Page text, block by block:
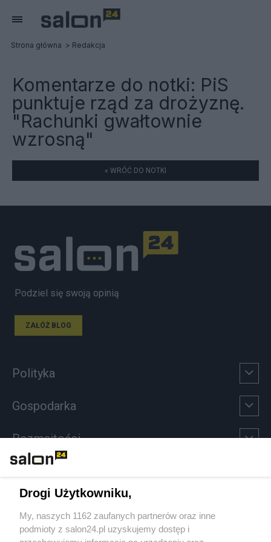
Strona główna Redakcja
Komentarze do notki: PiS
punktuje rząd za drożyznę.
"Rachunki gwałtownie
wzrosną"
« WRÓĆ DO NOTKI
Podziel się swoją opinią
ZAŁÓŻ BLOG
Polityka
Gospodarka
Rozmaitości
Sport
Społeczeństwo
Drogi Użytkowniku,
My, naszych 1162 zaufanych partnerów oraz inne
podmioty z salon24.pl uzyskujemy dostęp i